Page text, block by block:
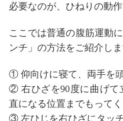
必要なのが、ひねりの動作
ここでは普通の腹筋運動
ンチ」の方法をご紹介しま
① 仰向けに寝て、両手を
② 右ひざを90度に曲げて
直になる位置までもってく
③ 左ひじを右ひざにタッ